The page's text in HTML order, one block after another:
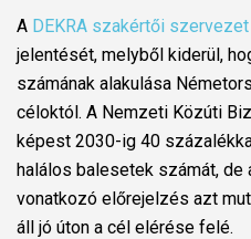
A DEKRA szakértői szervezet
jelentését, melyből kiderül,
számának alakulása
céloktól. A Nemzeti Közúti
képest 2030-ig 40
halálos balesetek számát, de
vonatkozó előrejelzés azt
áll jó úton a cél elérése felé.